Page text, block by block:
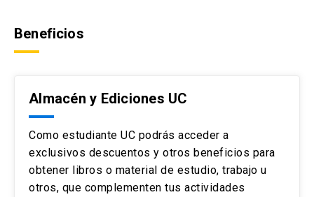
Beneficios
Almacén y Ediciones UC
Como estudiante UC podrás acceder a
exclusivos descuentos y otros beneficios para
obtener libros o material de estudio, trabajo u
otros, que complementen tus actividades